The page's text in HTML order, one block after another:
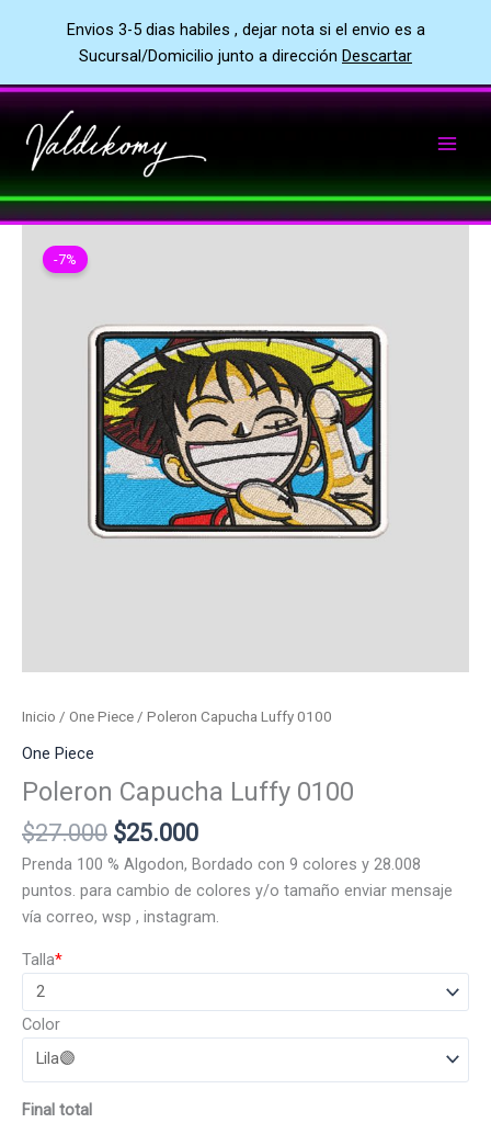
Envios 3-5 dias habiles , dejar nota si el envio es a
Sucursal/Domicilio junto a dirección Descartar
al
contenido
-7%
Inicio / One Piece / Poleron Capucha Luffy 0100
One Piece
Poleron Capucha Luffy 0100
$27.000 El
precio
original
era:
$25.000El
precio
actual
es:
Prenda 100 % Algodon, Bordado con 9 colores y 28.008
puntos. para cambio de colores y/o tamaño enviar mensaje
vía correo, wsp , instagram.
*
Talla
Color
Final total